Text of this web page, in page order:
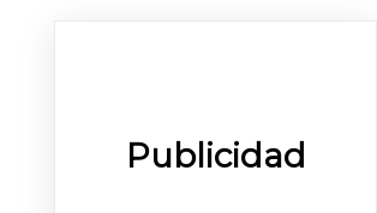
Publicidad